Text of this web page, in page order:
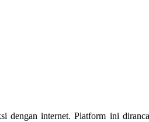
internet. Platform ini